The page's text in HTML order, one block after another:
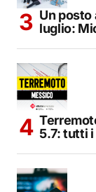
Un posto
luglio:
5.7: tutti